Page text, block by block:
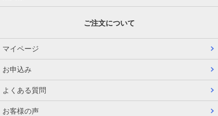
ご注文について
マイページ
お申込み
よくある質問
お客様の声